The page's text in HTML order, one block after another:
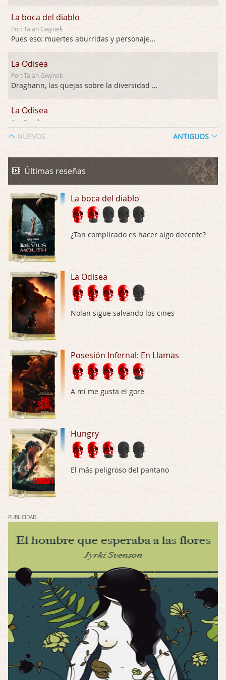
La boca del diablo
Por: Talan Gwynek
Pues eso: muertes aburridas y personajes p …
La Odisea
Por: Talan Gwynek
Draghann, las quejas sobre la diversidad s …
La Odisea
Por: Draghann
No sé si entrar en polémicas con respect …
Trance
Por: Luar
El señor de las moscas
Por: Luar
Hungry
Por: Croc
Las 10 películas gore de Almas Oscuras
Por: JORDI CRUYFF
Buenas tardes, Hay muchas y algunas muy …
Possession
Por: Chupasangre
Mi opinión en su día. Su duracion me ha …
El eslabón podrido
Por: Luar
Possession
Por: FrancHis
Posesión Infernal: En Llamas
Por: FrancHis
Por: Luar
Por encima de tu cadáver
Por: Luar
Interesante cuando avanza, le falta algo d …
Possession
Por: Luar
Se llama la posesión en castellano, está …
Obsession
NUEVOS ANTIGUOS
Últimas reseñas
La boca del diablo
¿Tan complicado es hacer algo decente?
La Odisea
Nolan sigue salvando los cines
Posesión Infernal: En Llamas
A mí me gusta el gore
Hungry
El más peligroso del pantano
PUBLICIDAD